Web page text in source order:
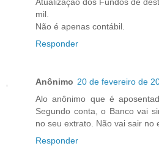
mil.
Não é apenas contábil.
Responder
Anônimo 20 de fevereiro de
Alo anônimo que é
Segundo conta, o Banco vai
no seu extrato. Não vai sair no
Responder